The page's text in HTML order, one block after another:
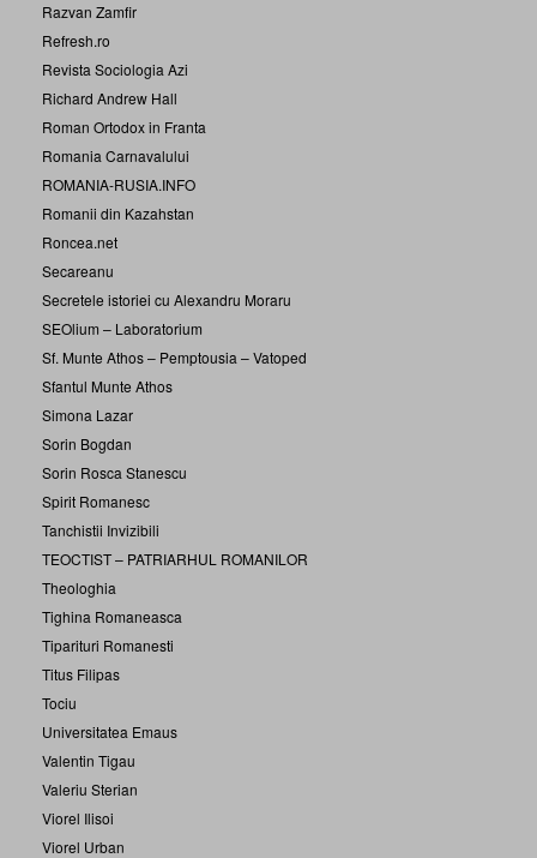
Razvan Zamfir
Refresh.ro
Revista Sociologia Azi
Richard Andrew Hall
Roman Ortodox in Franta
Romania Carnavalului
ROMANIA-RUSIA.INFO
Romanii din Kazahstan
Roncea.net
Secareanu
Secretele istoriei cu Alexandru Moraru
SEOlium – Laboratorium
Sf. Munte Athos – Pemptousia – Vatoped
Sfantul Munte Athos
Simona Lazar
Sorin Bogdan
Sorin Rosca Stanescu
Spirit Romanesc
Tanchistii Invizibili
TEOCTIST – PATRIARHUL ROMANILOR
Theologhia
Tighina Romaneasca
Tiparituri Romanesti
Titus Filipas
Tociu
Universitatea Emaus
Valentin Tigau
Valeriu Sterian
Viorel Ilisoi
Viorel Urban